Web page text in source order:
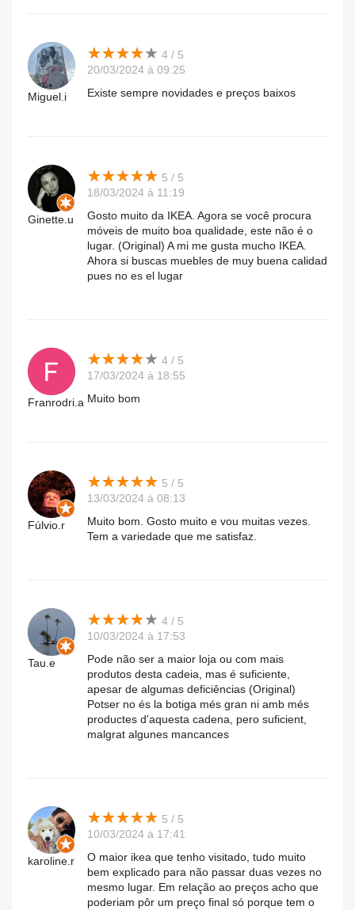
Miguel.i
★★★★★
★★★★★ 4 / 5
20/03/2024 à 09:25
Existe sempre novidades e preços baixos
Ginette.u
★★★★★
★★★★★ 5 / 5
18/03/2024 à 11:19
Gosto muito da IKEA. Agora se você procura
móveis de muito boa qualidade, este não é o
lugar. (Original) A mi me gusta mucho IKEA.
Ahora si buscas muebles de muy buena calidad
pues no es el lugar
Franrodri.a
★★★★★
★★★★★ 4 / 5
17/03/2024 à 18:55
Muito bom
Fúlvio.r
★★★★★
★★★★★ 5 / 5
13/03/2024 à 08:13
Muito bom. Gosto muito e vou muitas vezes.
Tem a variedade que me satisfaz.
Tau.e
★★★★★
★★★★★ 4 / 5
10/03/2024 à 17:53
Pode não ser a maior loja ou com mais
produtos desta cadeia, mas é suficiente,
apesar de algumas deficiências (Original)
Potser no és la botiga més gran ni amb més
productes d'aquesta cadena, pero suficient,
malgrat algunes mancances
karoline.r
★★★★★
★★★★★ 5 / 5
10/03/2024 à 17:41
O maior ikea que tenho visitado, tudo muito
bem explicado para não passar duas vezes no
mesmo lugar. Em relação ao preços acho que
poderiam pôr um preço final só porque tem o